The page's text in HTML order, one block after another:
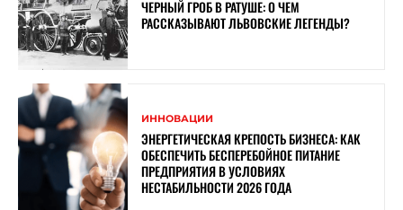
ЧЕРНЫЙ ГРОБ В РАТУШЕ: О ЧЕМ
РАССКАЗЫВАЮТ ЛЬВОВСКИЕ ЛЕГЕНДЫ?
ИННОВАЦИИ
ЭНЕРГЕТИЧЕСКАЯ КРЕПОСТЬ БИЗНЕСА: КАК
ОБЕСПЕЧИТЬ БЕСПЕРЕБОЙНОЕ ПИТАНИЕ
ПРЕДПРИЯТИЯ В УСЛОВИЯХ
НЕСТАБИЛЬНОСТИ 2026 ГОДА